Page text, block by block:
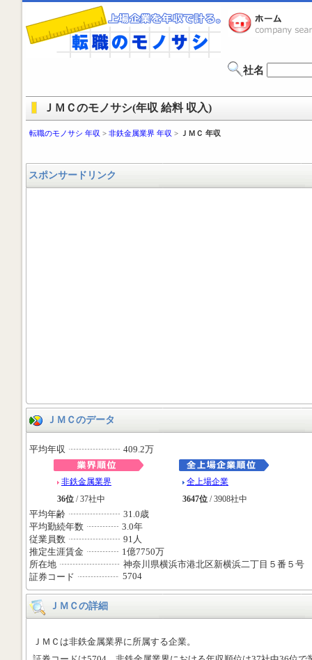
社名
ＪＭＣのモノサシ(年収 給料 収入)
転職のモノサシ 年収 > 非鉄金属業界 年収 > ＪＭＣ 年収
スポンサードリンク
ＪＭＣのデータ
平均年収 409.2万
非鉄金属業界
36位 / 37社中
全上場企業
3647位 / 3908社中
平均年齢
31.0歳
平均勤続年数
3.0年
従業員数
91人
推定生涯賃金
1億7750万
所在地
神奈川県横浜市港北区新横浜二丁目５番５号
証券コード
5704
ＪＭＣの詳細
ＪＭＣは非鉄金属業界に所属する企業。